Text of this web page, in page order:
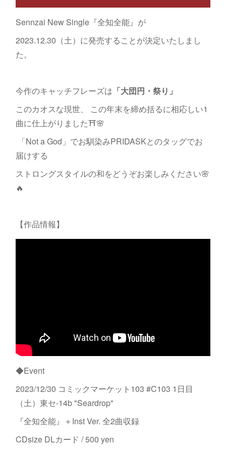
Sennzai New Single『全知全能』が
2023.12.30（土）に発売することが決定いたしまし
た。
今作のキャッチフレーズは 「大団円・祭り」
このカオスな現世、 この年末を締め括るに相応しい1
曲に仕上がりました⛩🌸
「Not a God」でお馴染みPRIDASKとのタッグでお
届けする
ストロングスタイルの和をどうぞお楽しみください🌸
🔥
【作品情報】
◆Event
2023/12/30 コミックマーケット103 #C103 1日目
（土）東セ-14b "Seardrop"
『全知全能』＋Inst Ver. 全2曲収録
CDsize DLカード / 500 yen